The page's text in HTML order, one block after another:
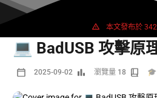
💻 BadUSB 攻擊原
2025-09-02 瀏覽量 18 🎓